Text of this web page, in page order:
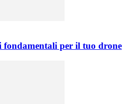
fondamentali per il tuo drone